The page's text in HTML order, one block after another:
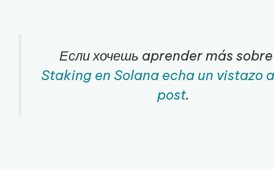
Если хочешь aprender más
Staking en Solana echa un vistazo
post.